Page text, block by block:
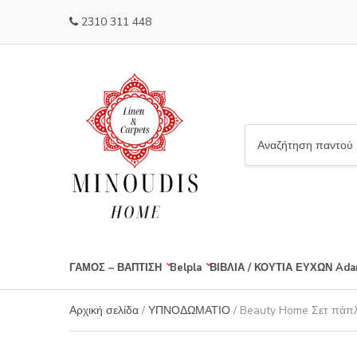
2310 311 448
a
y
n
a
m
ΓΑΜΟΣ – ΒΑΠΤΙΣΗ Belpla ΒΙΒΛΙΑ / ΚΟΥΤΙΑ ΕΥΧΩΝ
Αρχική σελίδα / ΥΠΝΟΔΩΜΑΤΙΟ / Beauty Home Σετ